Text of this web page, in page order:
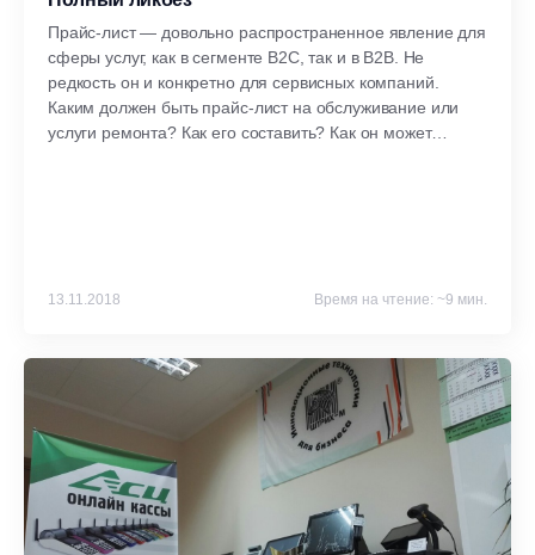
Прайс-лист — довольно распространенное явление для
сферы услуг, как в сегменте B2С, так и в B2B. Не
редкость он и конкретно для сервисных компаний.
Каким должен быть прайс-лист на обслуживание или
услуги ремонта? Как его составить? Как он может
13.11.2018 Время на чтение: ~9 мин.